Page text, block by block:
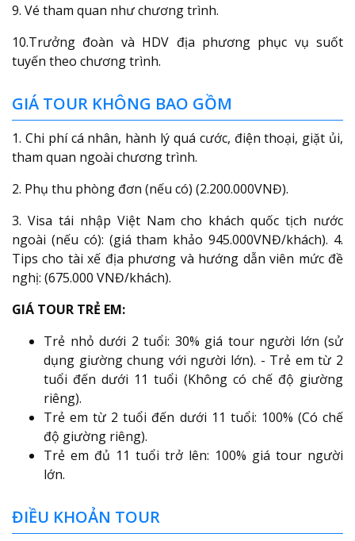
9. Vé tham quan như chương trình.
10.Trưởng đoàn và HDV địa phương phục vụ suốt
tuyến theo chương trình.
GIÁ TOUR KHÔNG BAO GỒM
1. Chi phí cá nhân, hành lý quá cước, điện thoại, giặt ủi,
tham quan ngoài chương trình.
2. Phụ thu phòng đơn (nếu có) (2.200.000VNĐ).
3. Visa tái nhập Việt Nam cho khách quốc tịch nước
ngoài (nếu có): (giá tham khảo 945.000VNĐ/khách). 4.
Tips cho tài xế địa phương và hướng dẫn viên mức đề
nghị: (675.000 VNĐ/khách).
GIÁ TOUR TRẺ EM:
Trẻ nhỏ dưới 2 tuổi: 30% giá tour người lớn (sử
dụng giường chung với người lớn). - Trẻ em từ 2
tuổi đến dưới 11 tuổi (Không có chế độ giường
riêng).
Trẻ em từ 2 tuổi đến dưới 11 tuổi: 100% (Có chế
độ giường riêng).
Trẻ em đủ 11 tuổi trở lên: 100% giá tour người
lớn.
ĐIỀU KHOẢN TOUR